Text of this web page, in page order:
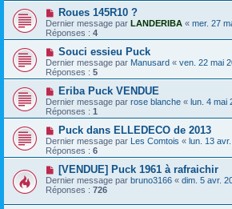
Roues 145R10 ?
Dernier message par LANDERIBA « mer. 27
Réponses : 4
Souci essieu Puck
Dernier message par Manusard « ven. 22 mai
Réponses : 5
Eriba Puck VENDUE
Dernier message par rose blanche « lun. 4 mai
Réponses : 1
Puck dans ELLEDECO de 2013
Dernier message par Les Comtois « lun. 13
Réponses : 6
[VENDUE] Puck 1961 à rafraichir
Dernier message par bruno3166 « dim. 5 avr.
Réponses : 726